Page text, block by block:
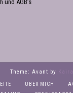
und AGB’s
Theme: Avant by Kaira
ÜBER MICH